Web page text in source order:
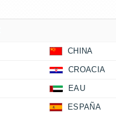
CHINA
CROACIA
EAU
ESPAÑA